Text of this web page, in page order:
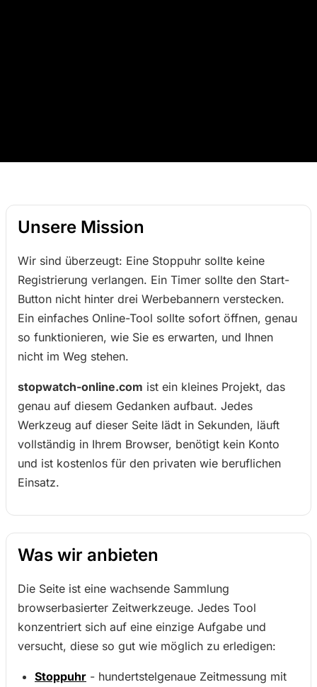
Unsere Mission
Wir sind überzeugt: Eine Stoppuhr sollte keine
Registrierung verlangen. Ein Timer sollte den Start-
Button nicht hinter drei Werbebannern verstecken.
Ein einfaches Online-Tool sollte sofort öffnen, genau
so funktionieren, wie Sie es erwarten, und Ihnen
nicht im Weg stehen.
stopwatch-online.com ist ein kleines Projekt, das
genau auf diesem Gedanken aufbaut. Jedes
Werkzeug auf dieser Seite lädt in Sekunden, läuft
vollständig in Ihrem Browser, benötigt kein Konto
und ist kostenlos für den privaten wie beruflichen
Einsatz.
Was wir anbieten
Die Seite ist eine wachsende Sammlung
browserbasierter Zeitwerkzeuge. Jedes Tool
konzentriert sich auf eine einzige Aufgabe und
versucht, diese so gut wie möglich zu erledigen:
Stoppuhr - hundertstelgenaue Zeitmessung mit